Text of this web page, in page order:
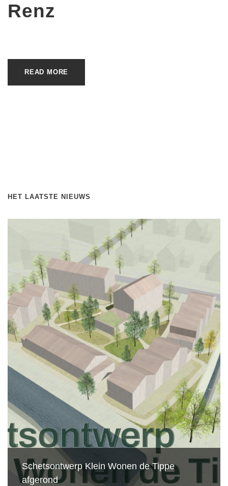
Renz
READ MORE
HET LAATSTE NIEUWS
Schetsontwerp Klein Wonen de Tippe
afgerond
Eerste blik op de gevels
Zelf bouwen met stro